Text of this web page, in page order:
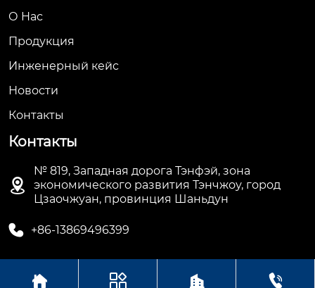
О Hас
Продукция
Инженерный кейс
Новости
Контакты
Контакты

№ 819, Западная дорога Тэнфэй, зона
экономического развития Тэнчжоу, город
Цзаочжуан, провинция Шаньдун
 +86-13869496399
   